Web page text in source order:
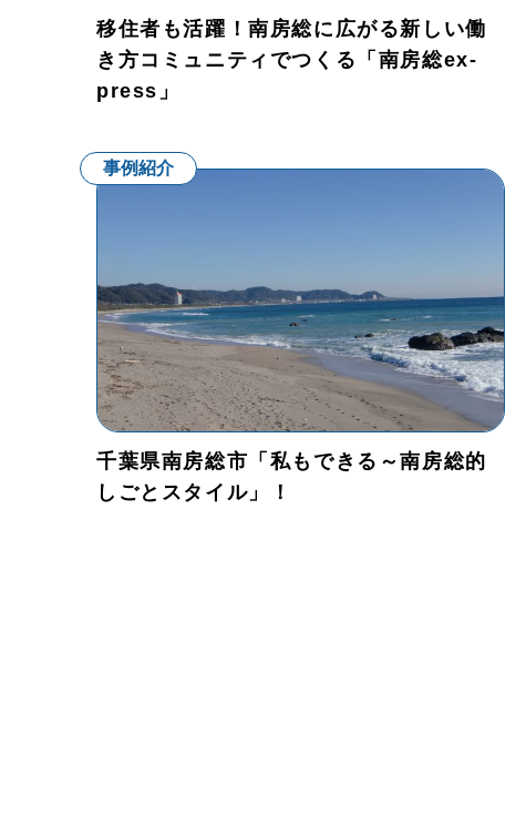
移住者も活躍！南房総に広がる新しい働
き方コミュニティでつくる「南房総ex-
press」
事例紹介
千葉県南房総市「私もできる～南房総的
しごとスタイル」！